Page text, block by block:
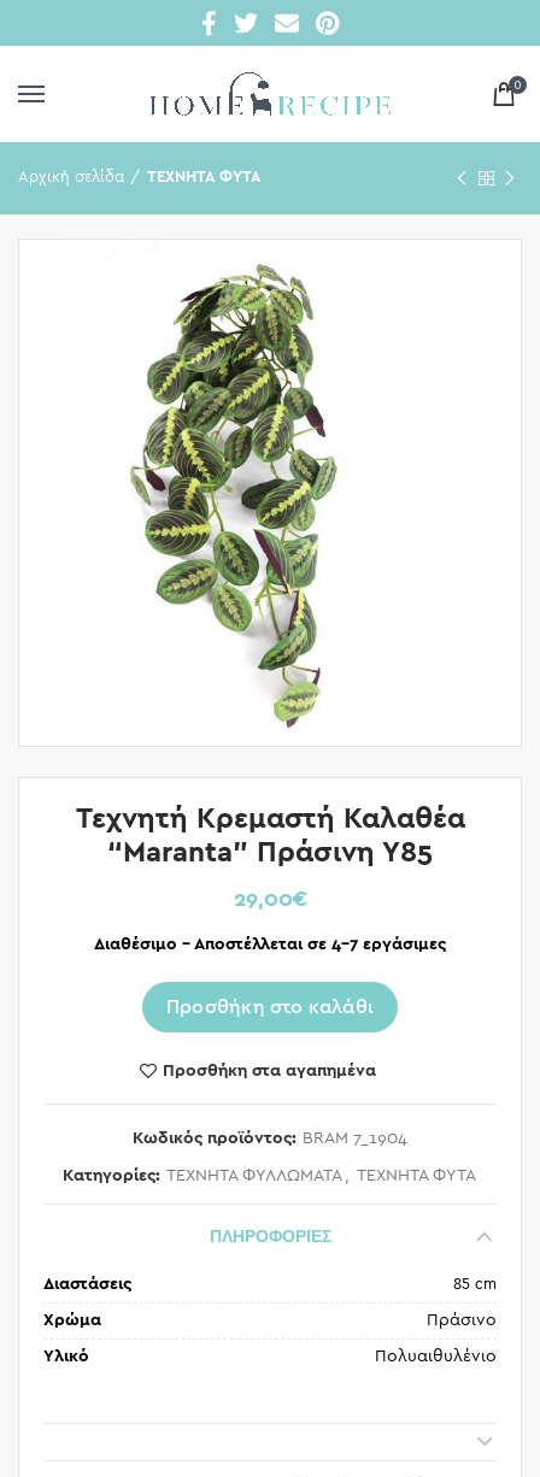
0
Αρχική σελίδα ΤΕΧΝΗΤΑ ΦΥΤΑ
Τεχνητή Κρεμαστή Καλαθέα
“Maranta” Πράσινη Υ85
29,00€
Διαθέσιμο – Αποστέλλεται σε 4-7 εργάσιμες
Προσθήκη στο καλάθι
Προσθήκη στα αγαπημένα
Κωδικός προϊόντος: BRAM 7_1904
Κατηγορίες: ΤΕΧΝΗΤΑ ΦΥΛΛΩΜΑΤΑ , ΤΕΧΝΗΤΑ ΦΥΤΑ
ΠΛΗΡΟΦΟΡΙΕΣ
Διαστάσεις 85 cm
Χρώμα Πράσινο
Υλικό Πολυαιθυλένιο